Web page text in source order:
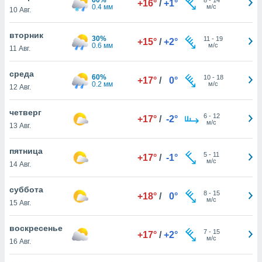
действия
рекламу
нашей
cookie
cookie
в
нашего
10 Авг.
0.4 мм
+16° / +1°
м/с
вторник
11 Авг.
30%
0.6 мм
+15° / +2° 11 - 19
м/с
среда
12 Авг.
60%
0.2 мм
+17° / 0° 10- 18
м/с
четверг
13 Авг.
+17° / -2° 6- 12
м/с
пятница
14 Авг.
+17° / -1° 5- 11
м/с
суббота
15 Авг.
+18° / 0° 8- 15
м/с
воскресенье
16 Авг.
+17° / +2° 7- 15
м/с